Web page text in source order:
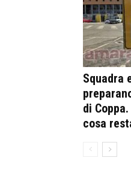
Squadra
di
cosa